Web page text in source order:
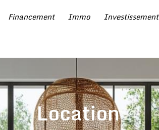
Financement Immo Investissement
Location